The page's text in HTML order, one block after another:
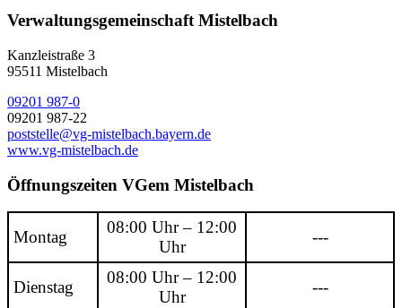
Verwaltungsgemeinschaft Mistelbach
Kanzleistraße 3
95511 Mistelbach
09201 987-0
09201 987-22
poststelle@vg-mistelbach.bayern.de
www.vg-mistelbach.de
Öffnungszeiten VGem Mistelbach
Montag
08:00 Uhr – 12:00
Uhr
---
Dienstag
08:00 Uhr – 12:00
Uhr
---